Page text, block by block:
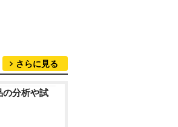
さらに見る
の分析や試